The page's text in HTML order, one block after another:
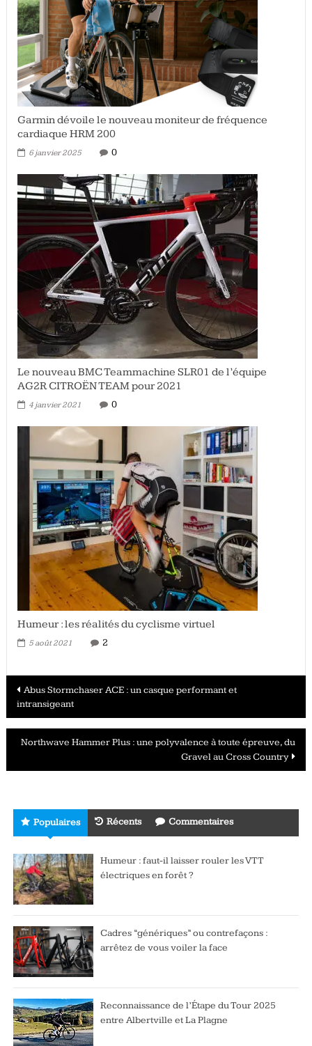
Garmin dévoile le nouveau moniteur de fréquence
cardiaque HRM 200
6 janvier 2025 0
Le nouveau BMC Teammachine SLR01 de l’équipe
AG2R CITROËN TEAM pour 2021
4 janvier 2021 0
Humeur : les réalités du cyclisme virtuel
5 août 2021 2
Navigation
des
articles
Abus Stormchaser ACE : un casque performant et
intransigeant
Northwave Hammer Plus : une polyvalence à toute épreuve, du
Gravel au Cross Country
Populaires Récents Commentaires
Humeur : faut-il laisser rouler les VTT
électriques en forêt ?
Cadres “génériques” ou contrefaçons :
arrêtez de vous voiler la face
Reconnaissance de l’Étape du Tour 2025
entre Albertville et La Plagne